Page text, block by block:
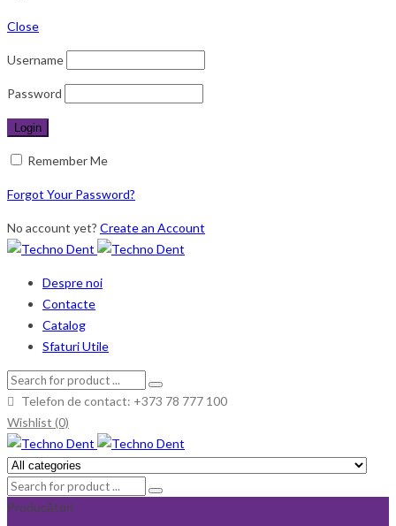
Close
Username
Password
Remember Me
Forgot Your Password?
No account yet? Create an Account
Despre noi
Contacte
Catalog
Sfaturi Utile
Telefon de contact: +373 78 777 100
Wishlist (0)
Producători